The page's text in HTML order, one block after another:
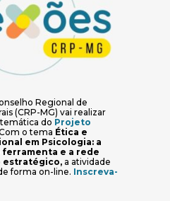
Regional de
(CRP-MG) vai realizar
do Projeto
em nova janela)
o tema Ética e
em Psicologia: a
e a rede
estratégico, a atividade
forma on-line. Inscreva-
janela)